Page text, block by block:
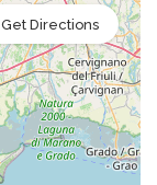
Get Directions